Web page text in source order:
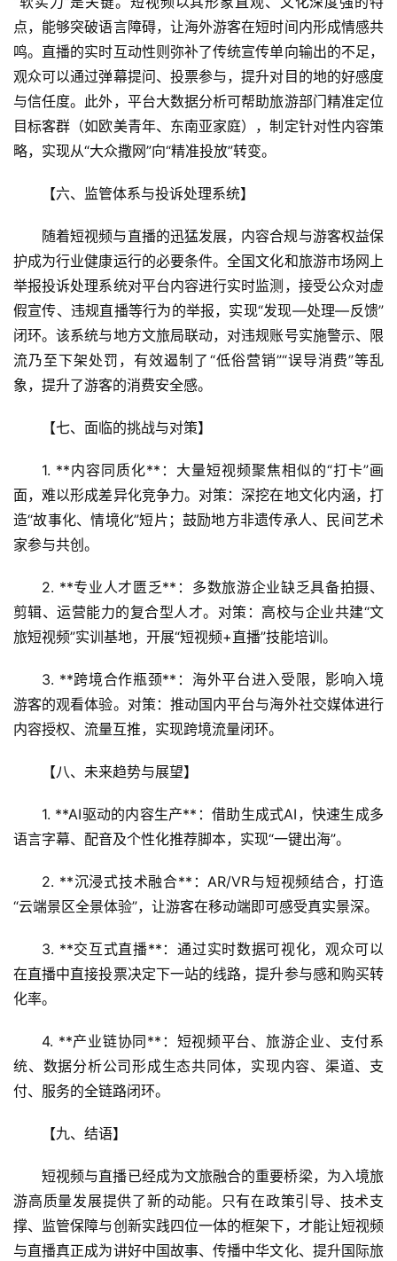
区
二
消
文
旅
融
振
兴
智
慧
旅
+
文
旅
答
社
区
登录
点，能够突破语言障碍，让海外游客在短时间内形成情感共
鸣。直播的实时互动性则弥补了传统宣传单向输出的不足，
观众可以通过弹幕提问、投票参与，提升对目的地的好感度
与信任度。此外，平台大数据分析可帮助旅游部门精准定位
目标客群（如欧美青年、东南亚家庭），制定针对性内容策
略，实现从“大众撒网”向“精准投放”转变。
【六、监管体系与投诉处理系统】
随着短视频与直播的迅猛发展，内容合规与游客权益保
护成为行业健康运行的必要条件。全国文化和旅游市场网上
举报投诉处理系统对平台内容进行实时监测，接受公众对虚
假宣传、违规直播等行为的举报，实现“发现—处理—反馈”
闭环。该系统与地方文旅局联动，对违规账号实施警示、限
流乃至下架处罚，有效遏制了“低俗营销”“误导消费”等乱
象，提升了游客的消费安全感。
【七、面临的挑战与对策】
1. **内容同质化**：大量短视频聚焦相似的“打卡”画
面，难以形成差异化竞争力。对策：深挖在地文化内涵，打
造“故事化、情境化”短片；鼓励地方非遗传承人、民间艺术
家参与共创。
2. **专业人才匮乏**：多数旅游企业缺乏具备拍摄、
剪辑、运营能力的复合型人才。对策：高校与企业共建“文
旅短视频”实训基地，开展“短视频+直播”技能培训。
3. **跨境合作瓶颈**：海外平台进入受限，影响入境
游客的观看体验。对策：推动国内平台与海外社交媒体进行
内容授权、流量互推，实现跨境流量闭环。
【八、未来趋势与展望】
1. **AI驱动的内容生产**：借助生成式AI，快速生成多
语言字幕、配音及个性化推荐脚本，实现“一键出海”。
2. **沉浸式技术融合**：AR/VR与短视频结合，打造
3. **交互式直播**：通过实时数据可视化，观众可以
在直播中直接投票决定下一站的线路，提升参与感和购买转
化率。
4. **产业链协同**：短视频平台、旅游企业、支付系
统、数据分析公司形成生态共同体，实现内容、渠道、支
付、服务的全链路闭环。
【九、结语】
短视频与直播已经成为文旅融合的重要桥梁，为入境旅
游高质量发展提供了新的动能。只有在政策引导、技术支
撑、监管保障与创新实践四位一体的框架下，才能让短视频
与直播真正成为讲好中国故事、传播中华文化、提升国际旅